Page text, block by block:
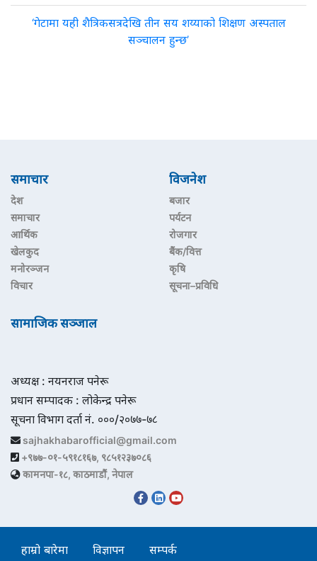
‘गेटामा यही शैत्रिकसत्रदेखि तीन सय शय्याको शिक्षण अस्पताल
सञ्चालन हुन्छ’
समाचार
देश
समाचार
आर्थिक
खेलकुद
मनोरञ्जन
विचार
विजनेश
बजार
पर्यटन
रोजगार
बैंक/वित्त
कृषि
सूचना–प्रविधि
सामाजिक सञ्जाल
अध्यक्ष : नयनराज पनेरू
प्रधान सम्पादक : लोकेन्द्र पनेरू
सूचना विभाग दर्ता नं. ०००/२०७७-७८
sajhakhabarofficial@gmail.com
+९७७-०१-५९१८१६७, ९८५१२३७०८६
कामनपा-१८, काठमाडौं, नेपाल
हाम्रो बारेमा विज्ञापन सम्पर्क